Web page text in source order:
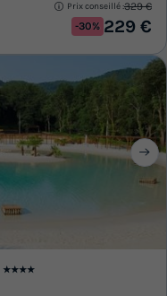
Prix conseillé :329 €
-30% 229 €
★★★★